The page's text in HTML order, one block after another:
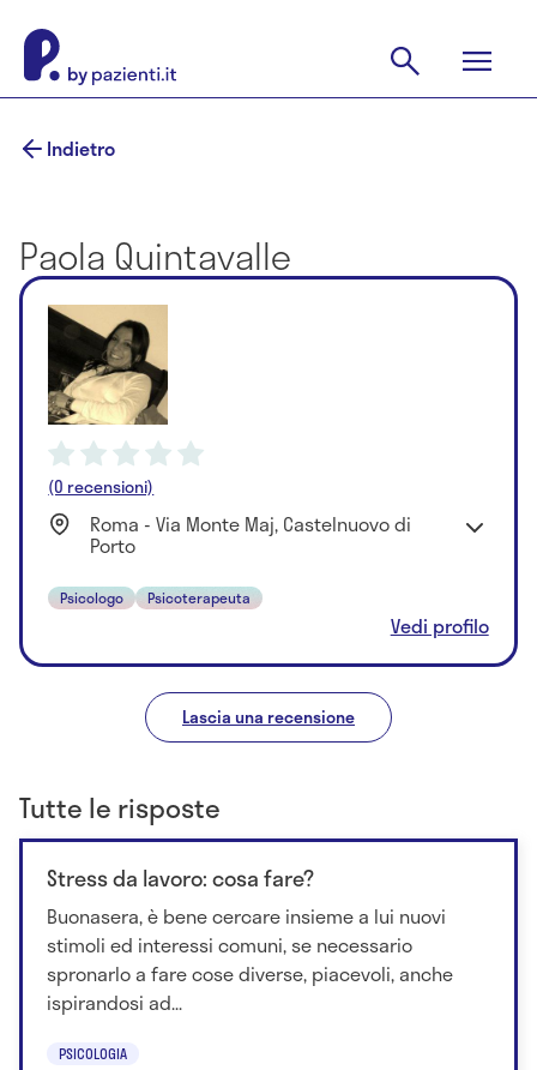
Indietro
Paola Quintavalle
(0 recensioni)
Roma - Via Monte Maj, Castelnuovo di
Porto
Psicologo Psicoterapeuta
Vedi profilo
Lascia una recensione
Tutte le risposte
Stress da lavoro: cosa fare?
Buonasera, è bene cercare insieme a lui nuovi
stimoli ed interessi comuni, se necessario
spronarlo a fare cose diverse, piacevoli, anche
ispirandosi ad...
PSICOLOGIA